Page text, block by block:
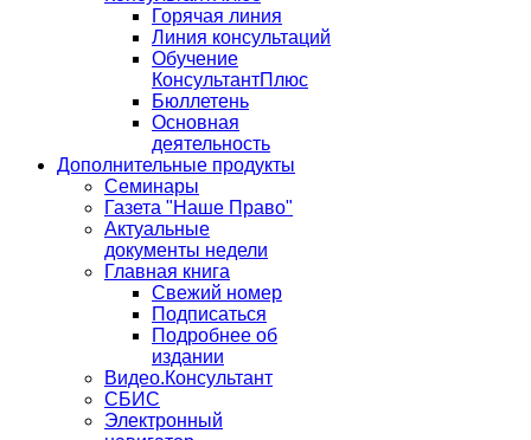
Горячая линия
Линия консультаций
Обучение
КонсультантПлюс
Бюллетень
Основная
деятельность
Дополнительные продукты
Семинары
Газета "Наше Право"
Актуальные
документы недели
Главная книга
Свежий номер
Подписаться
Подробнее об
издании
Видео.Консультант
СБИС
Электронный